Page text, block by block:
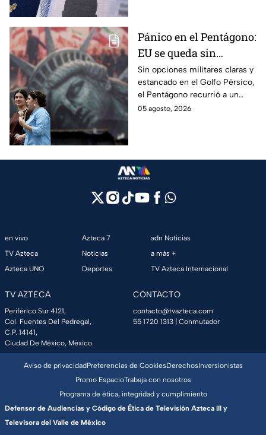
Pánico en el Pentágono:
EU se queda sin
opciones contra Irán y
pide a sus tropas ideas
para castigar a Teherán
Sin opciones militares claras y
estancado en el Golfo Pérsico,
el Pentágono recurrió a un
insólito correo masivo
05 agosto, 2026
en vivo
TV Azteca
Azteca UNO
Azteca 7
Noticias
Deportes
adn Noticias
a más +
TV Azteca Internacional
TV AZTECA
Periférico Sur 4121,
Col. Fuentes Del Pedregal,
C.P. 14141,
Ciudad De México, México.
CONTACTO
contacto@tvazteca.com
55 1720 1313 | Conmutador
Aviso de privacidadPreferencias de CookiesDerechosInversionistas
Promo EspacioTrabaja con nosotros
Programa de ética, integridad y cumplimiento
Defensor de Audiencias y Código de Ética de Televisión Azteca III y
Televisora del Valle de México